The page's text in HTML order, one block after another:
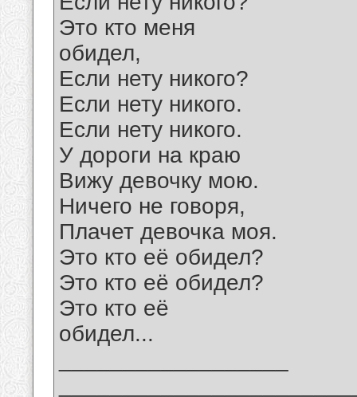
Это кто меня
обидел,
Если нету никого?
Если нету никого.
Если нету никого.
У дороги на краю
Вижу девочку мою.
Ничего не говоря,
Плачет девочка моя.
Это кто её обидел?
Это кто её обидел?
Это кто её
обидел...